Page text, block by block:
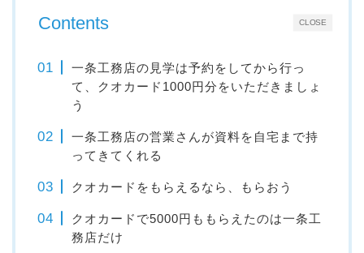
CLOSE
Contents
一条工務店の見学は予約をしてから行っ
て、クオカード1000円分をいただきましょ
う
一条工務店の営業さんが資料を自宅まで持
ってきてくれる
クオカードをもらえるなら、もらおう
クオカードで5000円ももらえたのは一条工
務店だけ